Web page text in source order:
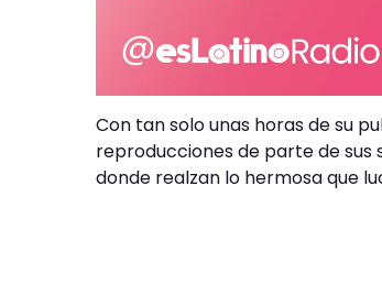
Con tan solo unas horas de su
reproducciones de parte de sus
donde realzan lo hermosa que